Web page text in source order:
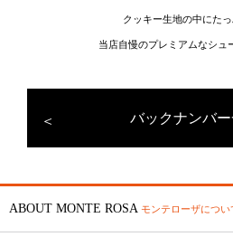
クッキー生地の中にた
当店自慢のプレミアムなシュ
バックナンバ
ABOUT MONTE ROSA モンテローザについ